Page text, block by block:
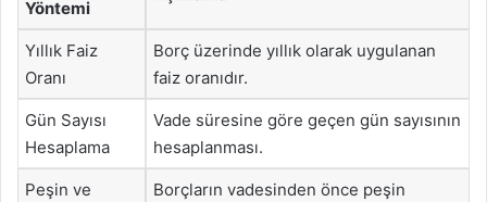
Yöntemi
Yıllık Faiz
Oranı
Borç üzerinde yıllık olarak uygulanan
faiz oranıdır.
Gün Sayısı
Hesaplama
Vade süresine göre geçen gün sayısının
hesaplanması.
Peşin ve
Borçların vadesinden önce peşin